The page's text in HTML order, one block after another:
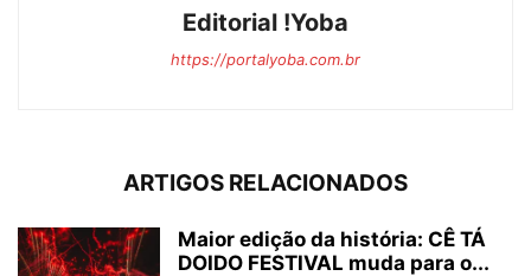
Editorial !Yoba
https://portalyoba.com.br
ARTIGOS RELACIONADOS
Maior edição da história: CÊ TÁ
DOIDO FESTIVAL muda para o...